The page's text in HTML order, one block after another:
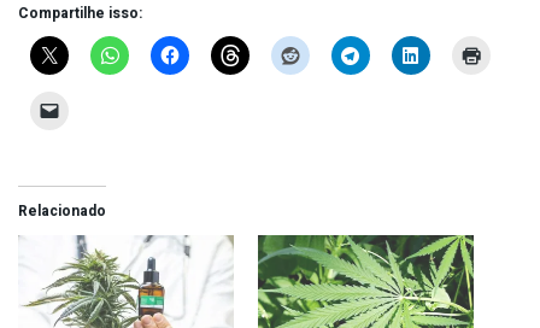
Compartilhe isso:
Relacionado